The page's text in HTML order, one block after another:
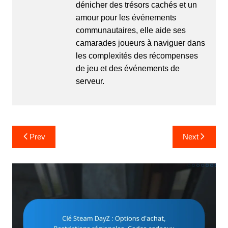
dénicher des trésors cachés et un
amour pour les événements
communautaires, elle aide ses
camarades joueurs à naviguer dans
les complexités des récompenses
de jeu et des événements de
serveur.
Post
navigation
Prev Next